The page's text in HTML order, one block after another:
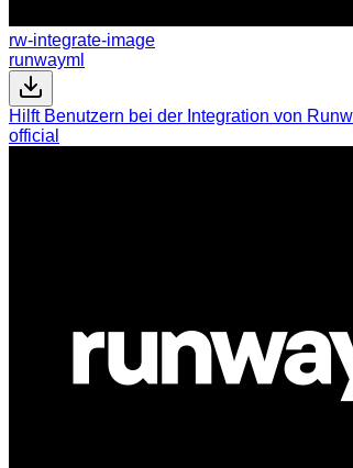
rw-integrate-image
runwayml
Hilft Benutzern bei der Integration von
official